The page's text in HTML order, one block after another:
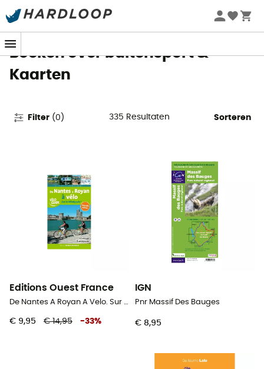
Zomeraanbiedingen 🔥 -5% EXTRA vanaf 2 producten* met
Boeken over buitensport &
Kaarten
Filter (0 ) 335 Resultaten Sorteren
Editions Ouest France
De Nantes A Royan A Velo. Sur La Velodyssee
€ 9,95 € 14,95 -33%
IGN
Pnr Massif Des Bauges
€ 8,95